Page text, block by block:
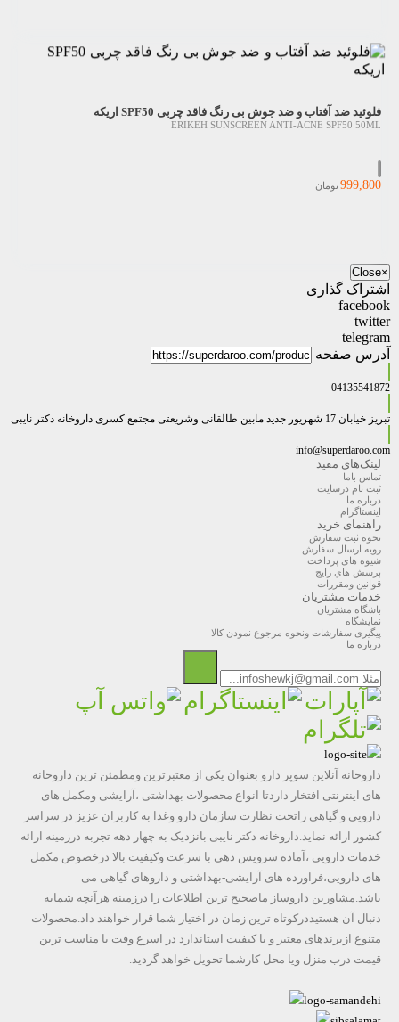
فلوئید ضد آفتاب و ضد جوش بی رنگ فاقد چربی SPF50 اریکه
ERIKEH SUNSCREEN ANTI-ACNE SPF50 50ML
999,800تومان
×
Close
اشتراک گذاری
facebook
twitter
telegram
آدرس صفحه
04135541872
تبریز خیابان 17 شهریور جدید مابین طالقانی وشریعتی مجتمع کسری داروخانه دکتر نایبی
info@superdaroo.com
لینک‌های مفید
تماس باما
ثبت نام درسایت
درباره ما
اینستاگرام
راهنمای خرید
نحوه ثبت سفارش
رویه ارسال سفارش
شیوه های پرداخت
پرسش هاي رايج
قوانین ومقررات
خدمات مشتریان
باشگاه مشتریان
نمایشگاه
پیگیری سفارشات ونحوه مرجوع نمودن کالا
درباره ما
داروخانه آنلاین سوپر دارو بعنوان یکی از معتبرترین ومطمئن ترین داروخانه
های اینترنتی افتخار داردتا انواع محصولات بهداشتی ،آرایشی ومکمل های
دارویی و گیاهی راتحت نظارت سازمان دارو وغذا به کاربران عزیز در سراسر
کشور ارائه نماید.داروخانه دکتر نایبی بانزدیک به چهار دهه تجربه درزمینه ارائه
خدمات دارویی ،آماده سرویس دهی با سرعت وکیفیت بالا درخصوص مکمل
های دارویی،فراورده های آرایشی-بهداشتی و داروهای گیاهی می
باشد.مشاورین داروساز ماصحیح ترین اطلاعات را درزمینه هرآنچه شمابه
دنبال آن هستیددرکوتاه ترین زمان در اختیار شما قرار خواهند داد.محصولات
متنوع ازبرندهای معتبر و با کیفیت استاندارد در اسرع وقت با مناسب ترین
قیمت درب منزل ویا محل کارشما تحویل خواهد گردید.